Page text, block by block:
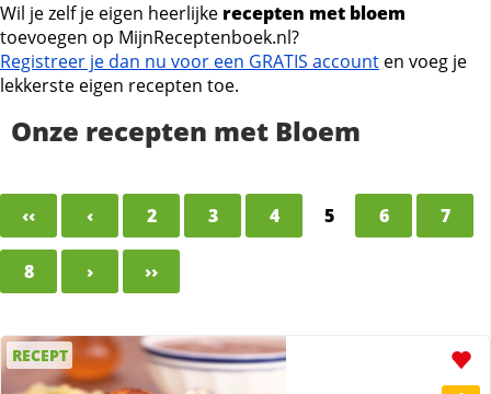
Wil je zelf je eigen heerlijke recepten met bloem
toevoegen op MijnReceptenboek.nl?
Registreer je dan nu voor een GRATIS account en voeg je
lekkerste eigen recepten toe.
Onze recepten met Bloem
‹‹ ‹ 2 3 4 5 6 7
8 › ››
RECEPT